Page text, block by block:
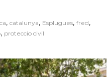
, catalunya, Esplugues, fred,
, proteccio civil